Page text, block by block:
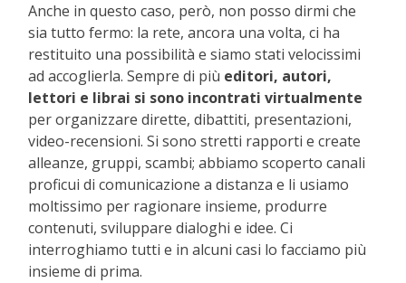
Anche in questo caso, però, non posso dirmi che
sia tutto fermo: la rete, ancora una volta, ci ha
restituito una possibilità e siamo stati velocissimi
ad accoglierla. Sempre di più editori, autori,
lettori e librai si sono incontrati virtualmente
per organizzare dirette, dibattiti, presentazioni,
video-recensioni. Si sono stretti rapporti e create
alleanze, gruppi, scambi; abbiamo scoperto canali
proficui di comunicazione a distanza e li usiamo
moltissimo per ragionare insieme, produrre
contenuti, sviluppare dialoghi e idee. Ci
interroghiamo tutti e in alcuni casi lo facciamo più
insieme di prima.